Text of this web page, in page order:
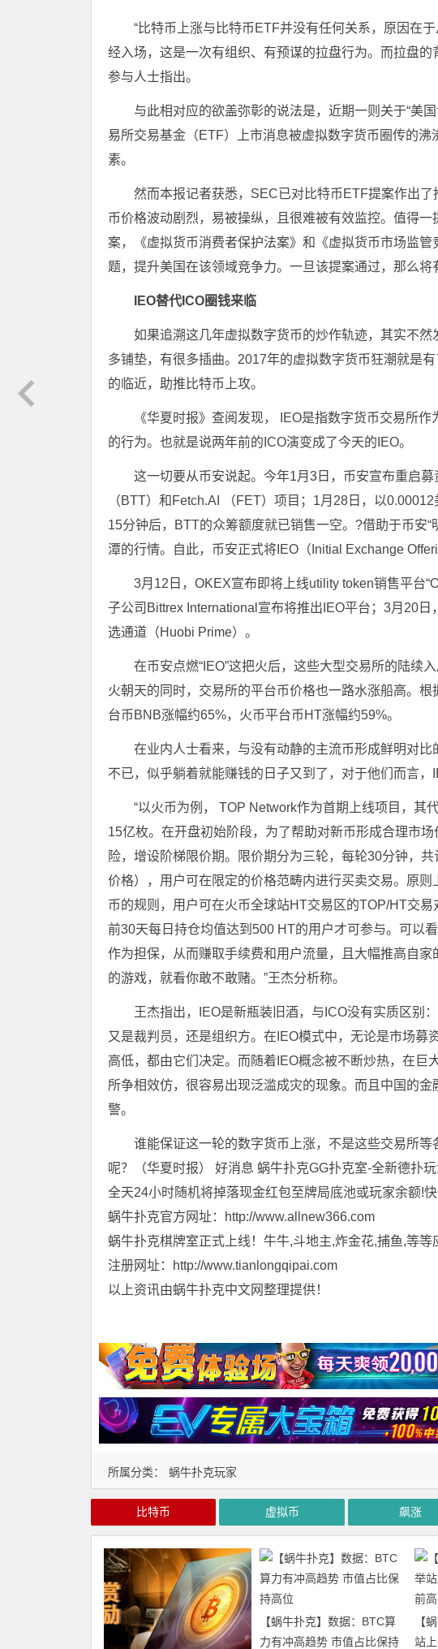
所属分类： 蜗牛扑克玩家
“比特币上涨与比特币ETF并没有任何关系，原因在
经入场，这是一次有组织、有预谋的拉盘行为。而拉盘
参与人士指出。
与此相对应的欲盖弥彰的说法是，近期一则关于“美
易所交易基金（ETF）上市消息被虚拟数字货币圈传的
素。
然而本报记者获悉，SEC已对比特币ETF提案作出
币价格波动剧烈，易被操纵，且很难被有效监控。值得
案，《虚拟货币消费者保护法案》和《虚拟货币市场监
题，提升美国在该领域竞争力。一旦该提案通过，那么将
IEO替代ICO圈钱来临
如果追溯这几年虚拟数字货币的炒作轨迹，其实不
多铺垫，有很多插曲。2017年的虚拟数字货币狂潮就是
的临近，助推比特币上攻。
《华夏时报》查阅发现， IEO是指数字货币交易所
的行为。也就是说两年前的ICO演变成了今天的IEO。
这一切要从币安说起。今年1月3日，币安宣布重启
（BTT）和Fetch.AI （FET）项目；1月28日，以
15分钟后，BTT的众筹额度就已销售一空。?借助于币安
潭的行情。自此，币安正式将IEO（Initial Exchange
3月12日，OKEX宣布即将上线utility token销售平台
子公司Bittrex International宣布将推出IEO平台；3月20
选通道（Huobi Prime）。
在币安点燃“IEO”这把火后，这些大型交易所的陆续
火朝天的同时，交易所的平台币价格也一路水涨船高。
台币BNB涨幅约65%，火币平台币HT涨幅约59%。
在业内人士看来，与没有动静的主流币形成鲜明对
不已，似乎躺着就能赚钱的日子又到了，对于他们而言，
“以火币为例， TOP Network作为首期上线项目，其
15亿枚。在开盘初始阶段，为了帮助对新币形成合理市
险，增设阶梯限价期。限价期分为三轮，每轮30分钟，
价格），用户可在限定的价格范畴内进行买卖交易。原
币的规则，用户可在火币全球站HT交易区的TOP/HT交
前30天每日持仓均值达到500 HT的用户才可参与。可以
作为担保，从而赚取手续费和用户流量，且大幅推高自
的游戏，就看你敢不敢赌。”王杰分析称。
王杰指出，IEO是新瓶装旧酒，与ICO没有实质区别
又是裁判员，还是组织方。在IEO模式中，无论是市场募
高低，都由它们决定。而随着IEO概念被不断炒热，在巨
所争相效仿，很容易出现泛滥成灾的现象。而且中国的
警。
谁能保证这一轮的数字货币上涨，不是这些交易所
呢？（华夏时报） 好消息 蜗牛扑克GG扑克室-全新德扑玩
全天24小时随机将掉落现金红包至牌局底池或玩家余额!
蜗牛扑克官方网址：http://www.allnew366.com
蜗牛扑克棋牌室正式上线！牛牛,斗地主,炸金花,捕鱼,等等
注册网址：http://www.tianlongqipai.com
以上资讯由蜗牛扑克中文网整理提供！
比特币 虚拟币 飙涨
【蜗牛扑克】数据：BTC算
力有冲高趋势 市值占比保持
【
站